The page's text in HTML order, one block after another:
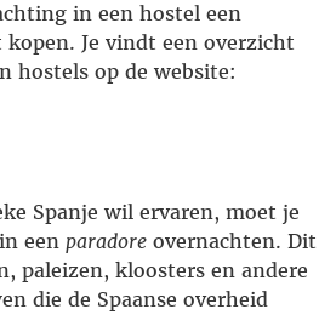
in een hostel een
Je vindt een overzicht
hostels op de website:
Spanje wil ervaren, moet je
een paradore overnachten. Dit
paleizen, kloosters en andere
die de Spaanse overheid